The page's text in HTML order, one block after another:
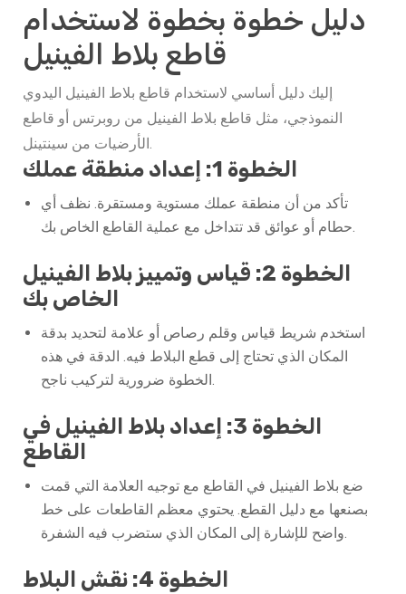
دليل خطوة بخطوة لاستخدام
قاطع بلاط الفينيل
إليك دليل أساسي لاستخدام قاطع بلاط الفينيل اليدوي
النموذجي، مثل قاطع بلاط الفينيل من روبرتس أو قاطع
الأرضيات من سينتينل.
الخطوة 1: إعداد منطقة عملك
تأكد من أن منطقة عملك مستوية ومستقرة. نظف أي
حطام أو عوائق قد تتداخل مع عملية القاطع الخاص بك.
الخطوة 2: قياس وتمييز بلاط الفينيل
الخاص بك
استخدم شريط قياس وقلم رصاص أو علامة لتحديد بدقة
المكان الذي تحتاج إلى قطع البلاط فيه. الدقة في هذه
الخطوة ضرورية لتركيب ناجح.
الخطوة 3: إعداد بلاط الفينيل في
القاطع
ضع بلاط الفينيل في القاطع مع توجيه العلامة التي قمت
بصنعها مع دليل القطع. يحتوي معظم القاطعات على خط
واضح للإشارة إلى المكان الذي ستضرب فيه الشفرة.
الخطوة 4: نقش البلاط